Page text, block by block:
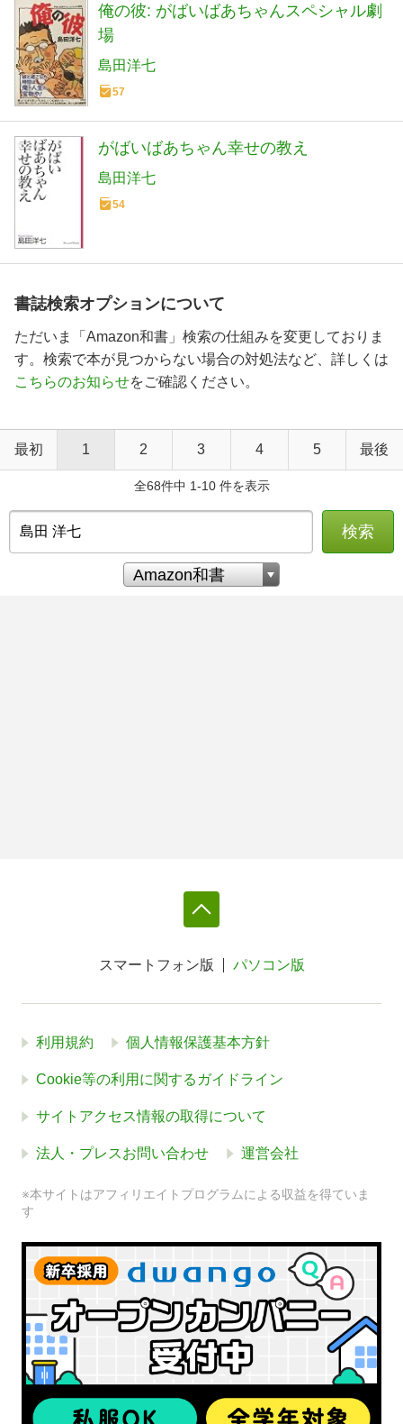
俺の彼: がばいばあちゃんスペシャル劇
場
島田洋七
57
がばいばあちゃん幸せの教え
島田洋七
54
書誌検索オプションについて
ただいま「Amazon和書」検索の仕組みを変更しておりま
す。検索で本が見つからない場合の対処法など、詳しくは
こちらのお知らせをご確認ください。
最初 1 2 3 4 5 最後
全68件中 1-10 件を表示
検索
スマートフォン版 パソコン版
利用規約 個人情報保護基本方針
Cookie等の利用に関するガイドライン
サイトアクセス情報の取得について
法人・プレスお問い合わせ 運営会社
※本サイトはアフィリエイトプログラムによる収益を得ていま
す